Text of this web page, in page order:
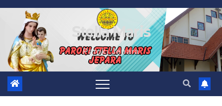
Skip
content
Stella Maris
Paroki Jepara